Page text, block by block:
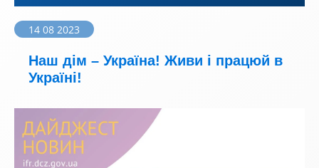
14 08 2023
Наш дім – Україна! Живи і працюй в
Україні!